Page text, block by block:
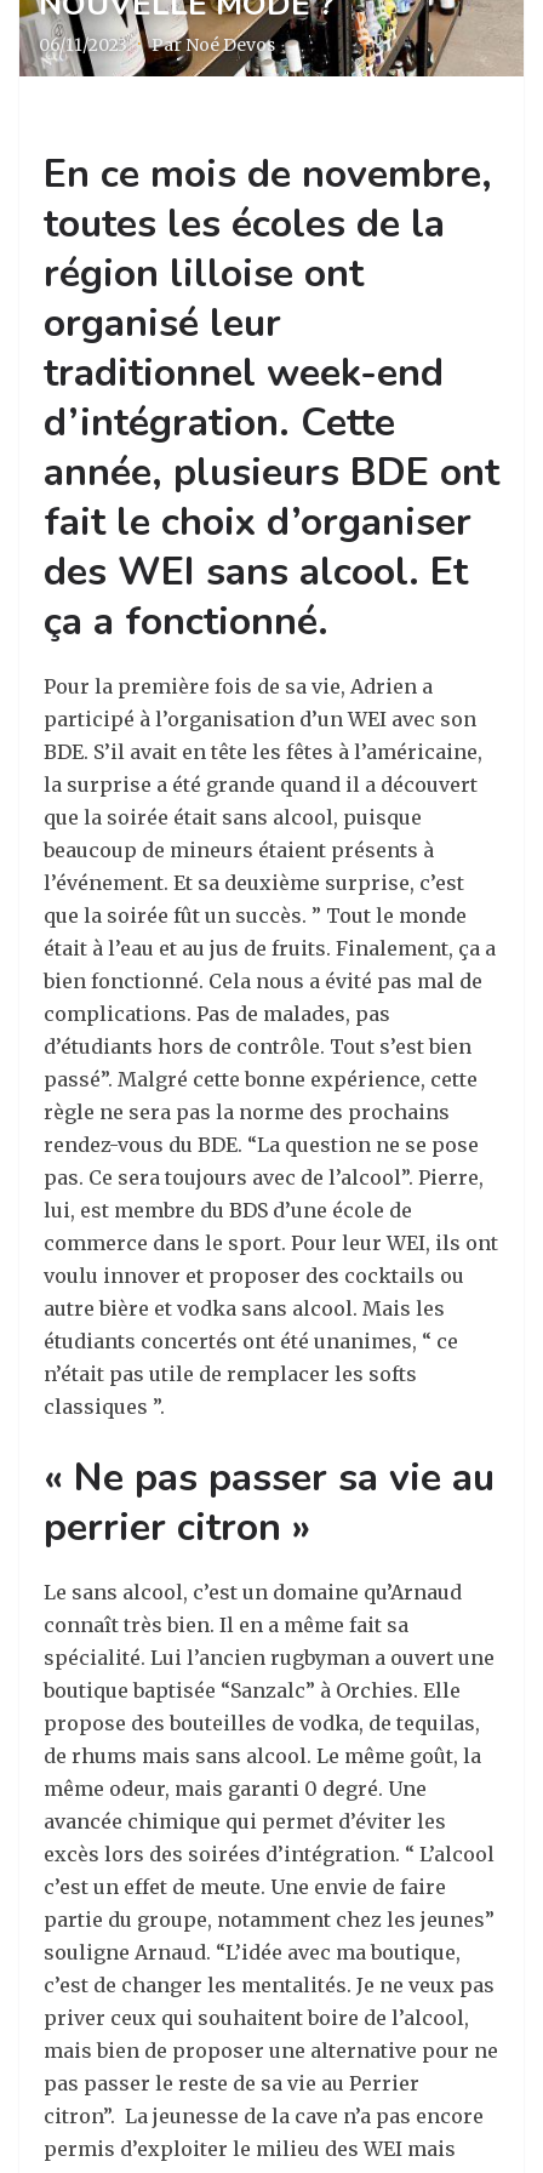
06/11/2023 · Par Noé Devos
En ce mois de novembre,
toutes les écoles de la
région lilloise ont
organisé leur
traditionnel week-end
d’intégration. Cette
année, plusieurs BDE ont
fait le choix d’organiser
des WEI sans alcool. Et
ça a fonctionné.
Pour la première fois de sa vie, Adrien a
participé à l’organisation d’un WEI avec son
BDE. S’il avait en tête les fêtes à l’américaine,
la surprise a été grande quand il a découvert
que la soirée était sans alcool, puisque
beaucoup de mineurs étaient présents à
l’événement. Et sa deuxième surprise, c’est
que la soirée fût un succès. ” Tout le monde
était à l’eau et au jus de fruits. Finalement, ça a
bien fonctionné. Cela nous a évité pas mal de
complications. Pas de malades, pas
d’étudiants hors de contrôle. Tout s’est bien
passé”. Malgré cette bonne expérience, cette
règle ne sera pas la norme des prochains
rendez-vous du BDE. “La question ne se pose
pas. Ce sera toujours avec de l’alcool”. Pierre,
lui, est membre du BDS d’une école de
commerce dans le sport. Pour leur WEI, ils ont
voulu innover et proposer des cocktails ou
autre bière et vodka sans alcool. Mais les
étudiants concertés ont été unanimes, “ ce
n’était pas utile de remplacer les softs
classiques ”.
« Ne pas passer sa vie au
perrier citron »
Le sans alcool, c’est un domaine qu’Arnaud
connaît très bien. Il en a même fait sa
spécialité. Lui l’ancien rugbyman a ouvert une
boutique baptisée “Sanzalc” à Orchies. Elle
propose des bouteilles de vodka, de tequilas,
de rhums mais sans alcool. Le même goût, la
même odeur, mais garanti 0 degré. Une
avancée chimique qui permet d’éviter les
excès lors des soirées d’intégration. “ L’alcool
c’est un effet de meute. Une envie de faire
partie du groupe, notamment chez les jeunes”
souligne Arnaud. “L’idée avec ma boutique,
c’est de changer les mentalités. Je ne veux pas
priver ceux qui souhaitent boire de l’alcool,
mais bien de proposer une alternative pour ne
pas passer le reste de sa vie au Perrier
citron”. La jeunesse de la cave n’a pas encore
permis d’exploiter le milieu des WEI mais